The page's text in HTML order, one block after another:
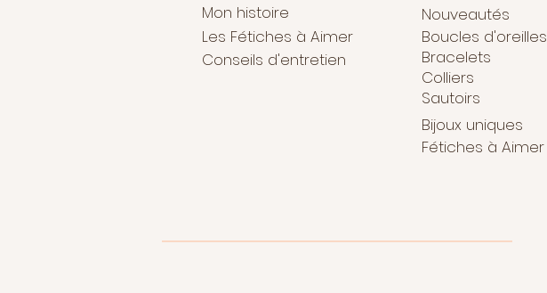
Mon histoire
Les Fétiches à Aimer
Conseils d'entretien
Nouveautés
Boucles d'oreilles
Bracelets
Colliers
Sautoirs
Bijoux uniques
Fétiches à Aimer